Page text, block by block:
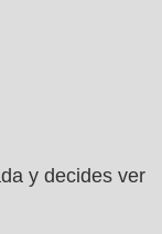
y decides ver